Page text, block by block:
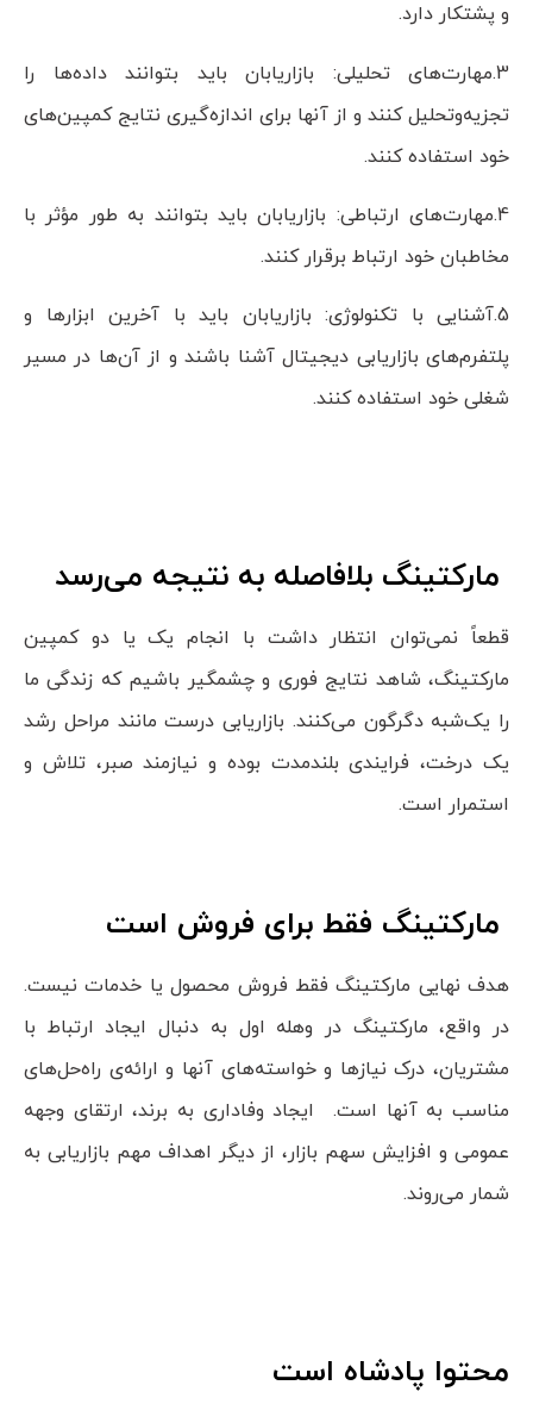
و پشتکار دارد.
3.مهارت‌های تحلیلی: بازاریابان باید بتوانند داده‌ها را
تجزیه‌وتحلیل کنند و از آنها برای اندازه‌گیری نتایج کمپین‌های
خود استفاده کنند.
4.مهارت‌های ارتباطی: بازاریابان باید بتوانند به طور مؤثر با
مخاطبان خود ارتباط برقرار کنند.
5.آشنایی با تکنولوژی: بازاریابان باید با آخرین ابزارها و
پلتفرم‌های بازاریابی دیجیتال آشنا باشند و از آن‌ها در مسیر
شغلی خود استفاده کنند.
مارکتینگ بلافاصله به نتیجه می‌رسد
قطعاً نمی‌توان انتظار داشت با انجام یک یا دو کمپین
مارکتینگ، شاهد نتایج فوری و چشمگیر باشیم که زندگی ما
را یک‌شبه دگرگون می‌کنند. بازاریابی درست مانند مراحل رشد
یک درخت، فرایندی بلندمدت بوده و نیازمند صبر، تلاش و
استمرار است.
مارکتینگ فقط برای فروش است
هدف نهایی مارکتینگ فقط فروش محصول یا خدمات نیست.
در واقع، مارکتینگ در وهله اول به دنبال ایجاد ارتباط با
مشتریان، درک نیازها و خواسته‌های آنها و ارائه‌ی راه‌حل‌های
مناسب به آنها است. ایجاد وفاداری به برند، ارتقای وجهه
عمومی و افزایش سهم بازار، از دیگر اهداف مهم بازاریابی به
شمار می‌روند.
محتوا پادشاه است